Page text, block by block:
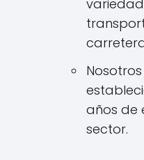
años de
sector.